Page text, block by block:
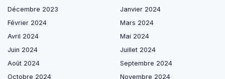
Décembre 2023
Janvier 2024
Février 2024
Mars 2024
Avril 2024
Mai 2024
Juin 2024
Juillet 2024
Août 2024
Septembre 2024
Octobre 2024
Novembre 2024